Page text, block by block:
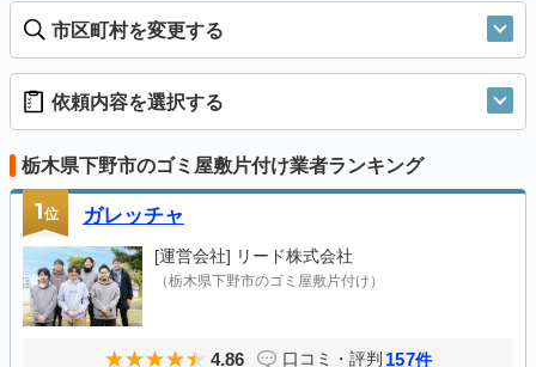
市区町村を変更する
依頼内容を選択する
栃木県下野市のゴミ屋敷片付け業者ランキング
1位 ガレッチャ
[運営会社] リード株式会社
（栃木県下野市のゴミ屋敷片付け）
4.86 口コミ・評判 157件